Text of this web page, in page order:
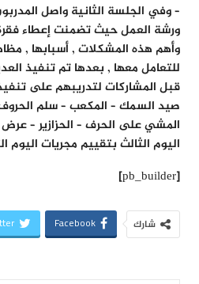
– وفي الجلسة الثانية واصل
ورشة العمل حيث تضمنت إعطاء
وأهم هذه المشكلات , أسبابها ,
للتعامل معها , بعدها تم تنفيذ
قبل المشاركات لتدريبهم على
صيد السمك – المكعب – سلم الحروف
المشي على الحرف – الحزازير –
اليوم الثالث بتقييم مجريات اليوم
[pb_builder]
شارك Facebook